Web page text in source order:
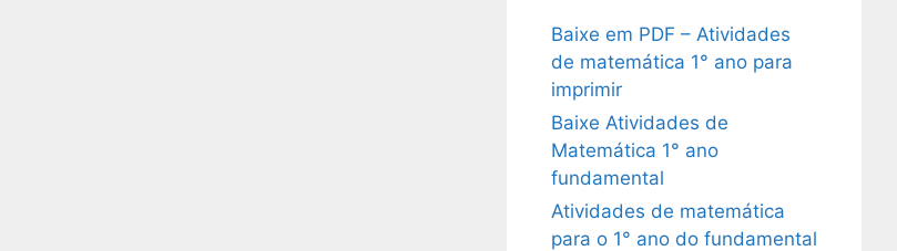
Baixe em PDF – Atividades
de matemática 1° ano para
imprimir
Baixe Atividades de
Matemática 1° ano
fundamental
Atividades de matemática
para o 1° ano do fundamental